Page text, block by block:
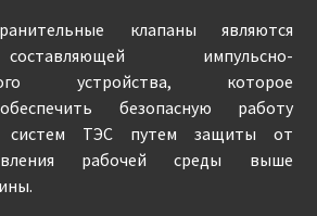
клапаны являются
импульсно-
устройства, которое
безопасную работу
систем ТЭС путем защиты от
рабочей среды выше